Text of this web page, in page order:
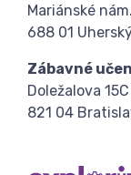
Mariánské
688 01
Zábavné
Doležalova 15C
821 04